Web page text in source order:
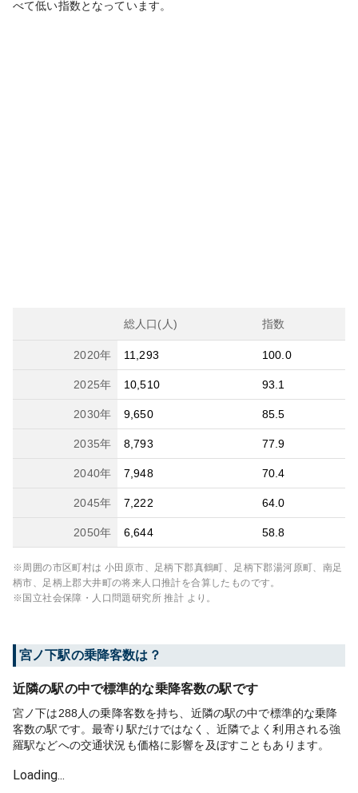
べて低い指数となっています。
総人口(人) 指数
2020年 11,293 100.0
2025年 10,510 93.1
2030年 9,650 85.5
2035年 8,793 77.9
2040年 7,948 70.4
2045年 7,222 64.0
2050年 6,644 58.8
※周囲の市区町村は 小田原市、足柄下郡真鶴町、足柄下郡湯河原町、南足
柄市、足柄上郡大井町の将来人口推計を合算したものです。
※国立社会保障・人口問題研究所 推計 より。
宮ノ下駅の乗降客数は？
近隣の駅の中で標準的な乗降客数の駅です
宮ノ下は288人の乗降客数を持ち、近隣の駅の中で標準的な乗降
客数の駅です。最寄り駅だけではなく、近隣でよく利用される強
羅駅などへの交通状況も価格に影響を及ぼすこともあります。
Loading...